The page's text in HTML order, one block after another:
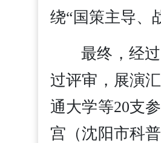
绕“国策主导、
最终，经
过评审，展演
通大学等20支
宫（沈阳市科